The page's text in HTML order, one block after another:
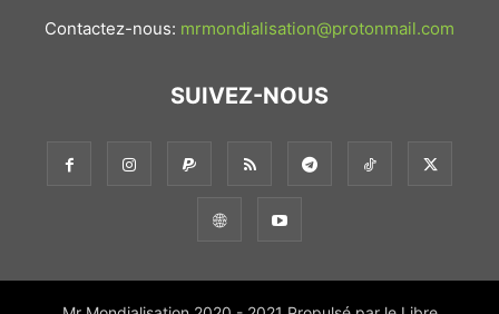
Contactez-nous: mrmondialisation@protonmail.com
SUIVEZ-NOUS